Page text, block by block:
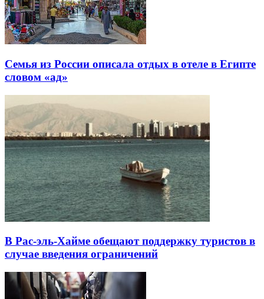
Семья из России описала отдых в отеле в Египте
словом «ад»
В Рас-эль-Хайме обещают поддержку туристов в
случае введения ограничений